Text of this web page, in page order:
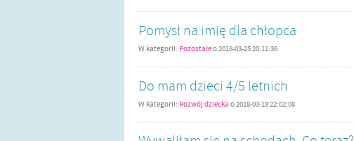
Pomysł na imię dla chłopca
W kategorii: Pozostałeo2018-03-25 20:11:36
Do mam dzieci 4/5 letnich
W kategorii: Rozwój dziecka o2018-03-19 22:02:08